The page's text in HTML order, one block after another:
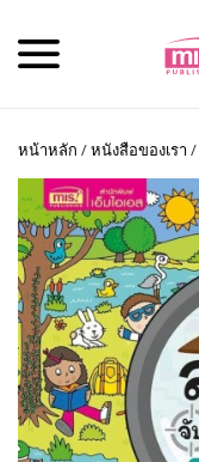
หน้าหลัก /หนังสือของเรา /